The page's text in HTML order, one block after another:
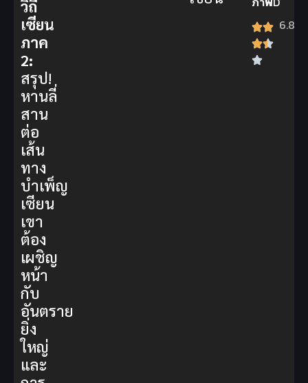
6.8
วิถี
เซียน
ภาค
2:
สรุป!
หานลี่
สาน
ต่อ
เส้น
ทาง
บำเพ็ญ
เซียน
เขา
ต้อง
เผชิญ
หน้า
กับ
อันตราย
ยิ่ง
ใหญ่
และ